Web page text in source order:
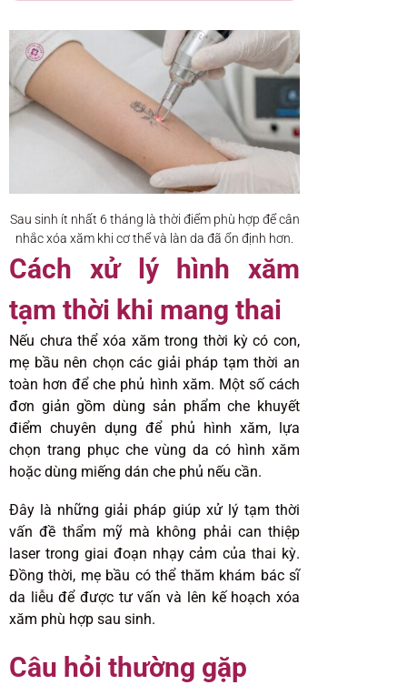
Sau sinh ít nhất 6 tháng là thời điểm phù hợp để cân
nhắc xóa xăm khi cơ thể và làn da đã ổn định hơn.
Cách xử lý hình xăm
tạm thời khi mang thai
Nếu chưa thể xóa xăm trong thời kỳ có con,
mẹ bầu nên chọn các giải pháp tạm thời an
toàn hơn để che phủ hình xăm. Một số cách
đơn giản gồm dùng sản phẩm che khuyết
điểm chuyên dụng để phủ hình xăm, lựa
chọn trang phục che vùng da có hình xăm
hoặc dùng miếng dán che phủ nếu cần.
Đây là những giải pháp giúp xử lý tạm thời
vấn đề thẩm mỹ mà không phải can thiệp
laser trong giai đoạn nhạy cảm của thai kỳ.
Đồng thời, mẹ bầu có thể thăm khám bác sĩ
da liễu để được tư vấn và lên kế hoạch xóa
xăm phù hợp sau sinh.
Câu hỏi thường gặp